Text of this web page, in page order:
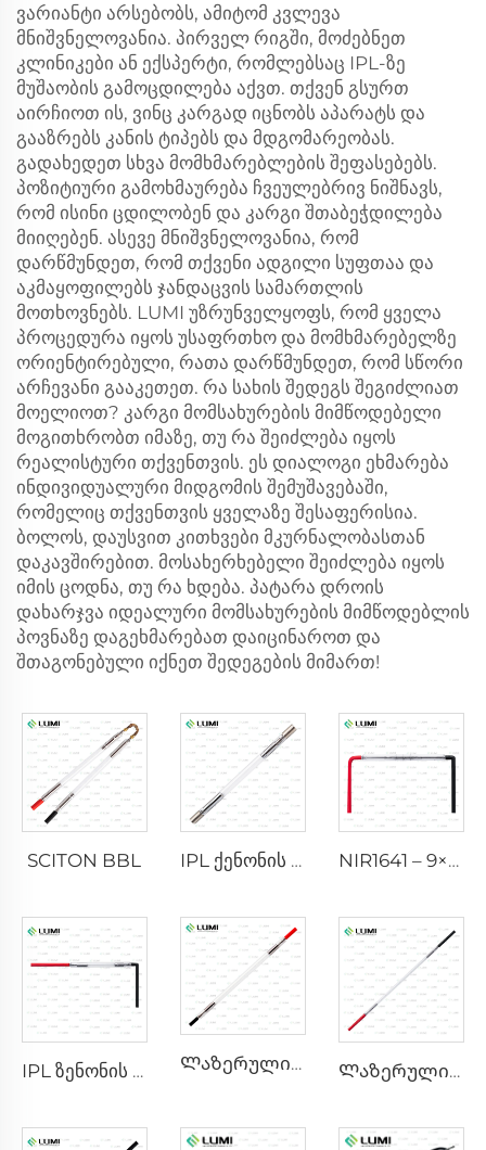
ვარიანტი არსებობს, ამიტომ კვლევა
მნიშვნელოვანია. პირველ რიგში, მოძებნეთ
კლინიკები ან ექსპერტი, რომლებსაც IPL-ზე
მუშაობის გამოცდილება აქვთ. თქვენ გსურთ
აირჩიოთ ის, ვინც კარგად იცნობს აპარატს და
გააზრებს კანის ტიპებს და მდგომარეობას.
გადახედეთ სხვა მომხმარებლების შეფასებებს.
პოზიტიური გამოხმაურება ჩვეულებრივ ნიშნავს,
რომ ისინი ცდილობენ და კარგი შთაბეჭდილება
მიიღებენ. ასევე მნიშვნელოვანია, რომ
დარწმუნდეთ, რომ თქვენი ადგილი სუფთაა და
აკმაყოფილებს ჯანდაცვის სამართლის
მოთხოვნებს. LUMI უზრუნველყოფს, რომ ყველა
პროცედურა იყოს უსაფრთხო და მომხმარებელზე
ორიენტირებული, რათა დარწმუნდეთ, რომ სწორი
არჩევანი გააკეთეთ. რა სახის შედეგს შეგიძლიათ
მოელიოთ? კარგი მომსახურების მიმწოდებელი
მოგითხრობთ იმაზე, თუ რა შეიძლება იყოს
რეალისტური თქვენთვის. ეს დიალოგი ეხმარება
ინდივიდუალური მიდგომის შემუშავებაში,
რომელიც თქვენთვის ყველაზე შესაფერისია.
ბოლოს, დაუსვით კითხვები მკურნალობასთან
დაკავშირებით. მოსახერხებელი შეიძლება იყოს
იმის ცოდნა, თუ რა ხდება. პატარა დროის
დახარჯვა იდეალური მომსახურების მიმწოდებლის
პოვნაზე დაგეხმარებათ დაიცინაროთ და
შთაგონებული იქნეთ შედეგების მიმართ!
SCITON BBL IPL ქენონის ლამპა P1640 – 7×47×110 მმ NIR1641 – 9×45×110 მმ
IPL ზენონის ლამპა P1541 – 9×45×100 მმ Ლაზერული ზენონის ლამპა L2741 – 7×100×167 მმ Ლაზერული ქსენონის ლამპა L2851-5×105×175 მმ